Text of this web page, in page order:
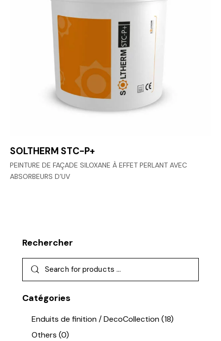
SOLTHERM STC-P+
PEINTURE DE FAÇADE SILOXANE À EFFET PERLANT AVEC
ABSORBEURS D’UV
Rechercher
Catégories
Enduits de finition / DecoCollection(18)
Others (0)